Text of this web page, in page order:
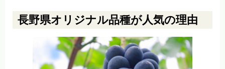
長野県オリジナル品種が人気の理由